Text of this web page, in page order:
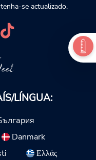
se actualizado.
LÍNGUA:
Danmark
Ελλάς